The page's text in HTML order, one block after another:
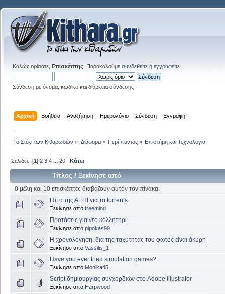
Καλώς ορίσατε, Επισκέπτης . Παρακαλούμε συνδεθείτε ή εγγραφείτε
Σύνδεση με όνομα, κωδικό και διάρκεια σύνδεσης
Αρχική Βοήθεια Αναζήτηση Ημερολόγιο Σύνδεση Εγγραφή
Το Στέκι των Κιθαρωδών » Διάφορα» Περί παντός» Επιστήμη και Τεχνολογία
Σελίδες: [1]2 3 4 ...20 Κάτω
Τίτλος /Ξεκίνησε από
0 μέλη και 10 επισκέπτες διαβάζουν αυτόν τον πίνακα.
Ηττα της ΑΕΠΙ για τα torrents
Ξεκίνησε από freemind
Προτάσεις για νέο κολλητήρι
Ξεκίνησε από pipokas99
Η χρονολόγηση, δια της ταχύτητας του φωτός είναι άκυρη
Ξεκίνησε από Vassilis_1
Have you ever tried simulation games?
Ξεκίνησε από Monika45
Script δημιουργίας συγχορδιών στο Adobe illustrator
Ξεκίνησε από Harpwood